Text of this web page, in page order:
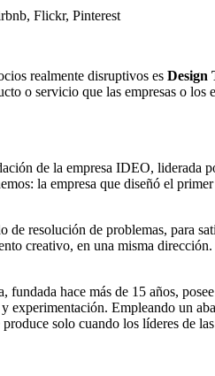
Flickr, Pinterest
realmente disruptivos es Design
o servicio que las empresas o
de la empresa IDEO,
la empresa que diseñó el
resolución de problemas, para
creativo, en una misma
hace más de 15 años,
Empleando un
solo cuando los líderes de